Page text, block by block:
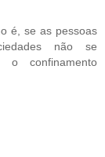
é, se as pessoas
não se
o confinamento